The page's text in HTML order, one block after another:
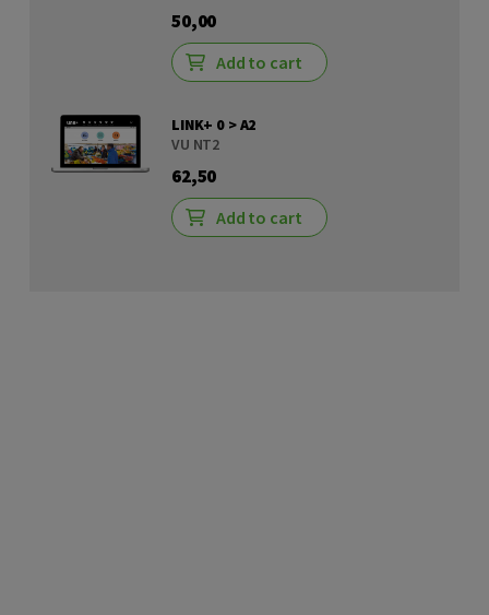
50,00
Add to cart
LINK+ 0 > A2
VU NT2
62,50
Add to cart